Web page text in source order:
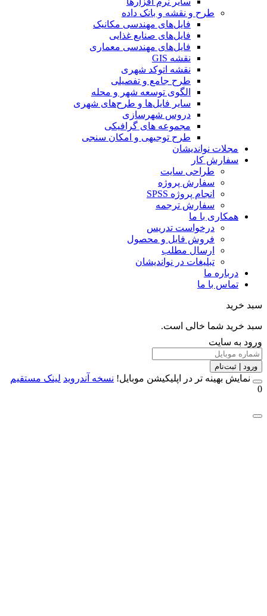
طرح و نقشه و بانک داده
فایل‌های مهندسی مکانیک
فایل‌های صنایع غذایی
فایل‌های مهندسی معماری
نقشه GIS
نقشه اتوکد شهری
طرح جامع و تفصیلی
الگوی توسعه شهر و محله
سایر فایل‌ها و طرح‌های شهری
دروس شهرسازی
مجموعه های گرافیکی
طرح توجیهی و امکان سنجی
مجلات نواندیشان
سفارش کار
طراحی سایت
سفارش پروژه
انجام پروژه SPSS
سفارش ترجمه
همکاری با ما
درخواست تدریس
فروش فایل و محصول
ارسال مطلب
تبلیغات در نواندیشان
درباره ما
تماس با ما
خرید شما خالی است.
به سایت
| ثبت‌نام
بهینه تر در اپلیکیشن موبایل!نسخه آندروید لینک مستقیم